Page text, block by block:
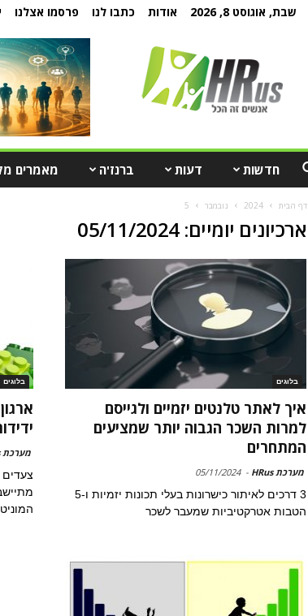
שבת, אוגוסט 8, 2026 אודות כתבו לנו פרסמו אצלנו
חדשות דעות ברנז'ה מאמרים
דף הבית 2024 נובמבר 5
ארכיונים יומיים: 05/11/2024
בלוגים
איך לאתר טלנטים יזמיים ולגייסם
למרות השכר הגבוה יותר שמציעים
המתחרים
מערכת HRus -
05/11/2024
3 דרכים לאיתור כישרונות בעלי תכונות יזמיות ו-5
הטבות אטרקטיביות שמעבר לשכר
בלוגים
מערכת HRus